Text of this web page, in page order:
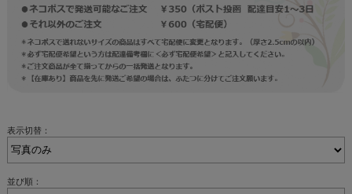
表示切替：
並び順：